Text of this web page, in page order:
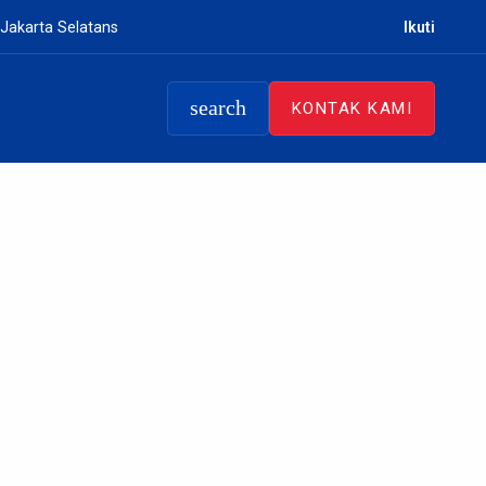
Selatans Ikuti
search KONTAK KAMI